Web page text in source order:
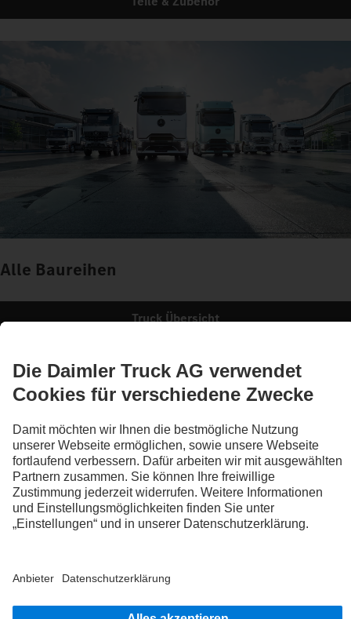
Alle Baureihen
Truck Übersicht
Die Abbildungen und Texte können auch Zubehör und Sonderausstattungen
enthalten, die nicht zum serienmäßigen Lieferumfang gehören. Die gezeigten
Abbildungen sind nur beispielhaft und geben nicht notwendigerweise den
tatsächlichen Zustand der Originalfahrzeuge wieder. Das Aussehen der
Originalfahrzeuge kann von diesen Abbildungen abweichen. Änderungen sind
vorbehalten. Die Abbildungen und Texte können ebenso Typen,
Betreuungsleistungen, Services und Produkte enthalten, die in einzelnen Ländern
und Respekt zu den Grundüberzeugungen der Daimler Truck AG. Dies zeigen wir in
schließen alle gewählten Begriffe selbstverständlich alle Geschlechter und